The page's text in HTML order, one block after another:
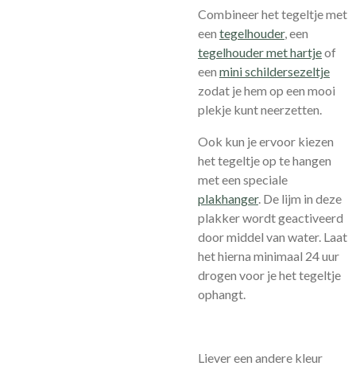
Combineer het tegeltje met
een tegelhouder, een
tegelhouder met hartjeof
een mini schildersezeltje
zodat je hem op een mooi
plekje kunt neerzetten.
Ook kun je ervoor kiezen
het tegeltje op te hangen
met een speciale
plakhanger. De lijm in deze
plakker wordt geactiveerd
door middel van water. Laat
het hierna minimaal 24 uur
drogen voor je het tegeltje
ophangt.
Liever een andere kleur